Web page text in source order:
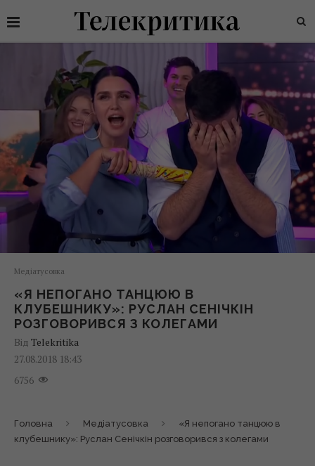
Медіатусовка
«Я НЕПОГАНО ТАНЦЮЮ В
КЛУБЕШНИКУ»: РУСЛАН СЕНІЧКІН
РОЗГОВОРИВСЯ З КОЛЕГАМИ
Від Telekritika
27.08.2018 18:43
6756
Головна Медіатусовка
«Я непогано танцюю в
клубешнику»: Руслан Сенічкін розговорився з колегами